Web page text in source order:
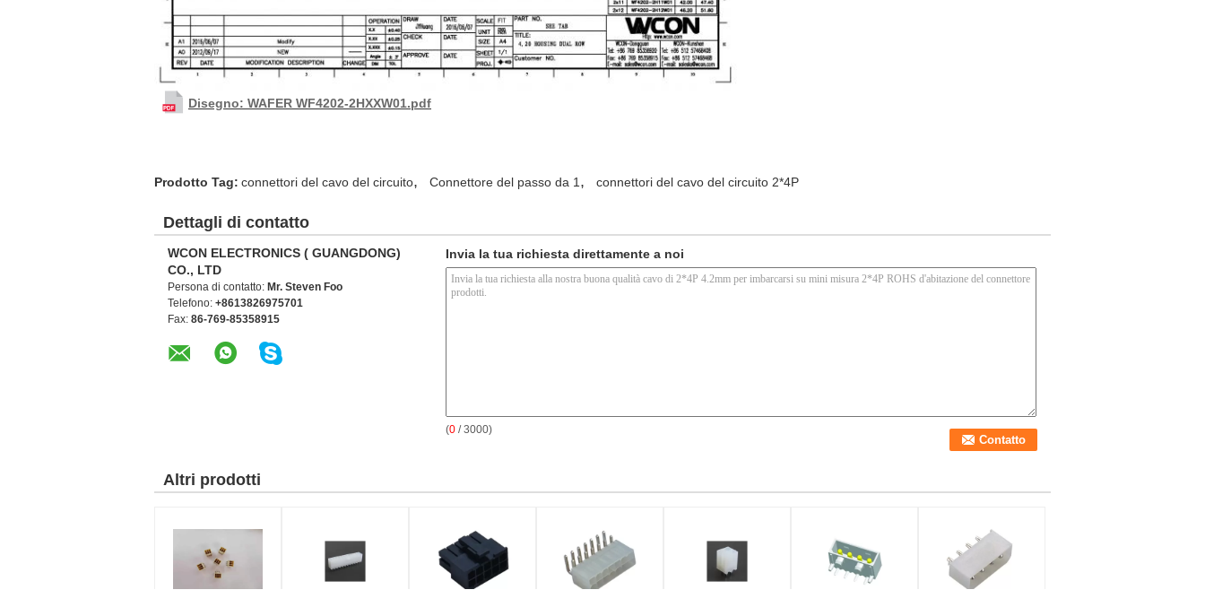
Disegno: WAFER WF4202-2HXXW01.pdf
Prodotto Tag: connettori del cavo del circuito, Connettore del passo da 1 , connettori del cavo del circuito 2*4P
Dettagli di contatto
WCON ELECTRONICS ( GUANGDONG)
CO., LTD
Persona di contatto: Mr. Steven Foo
Telefono: +8613826975701
Fax: 86-769-85358915
Invia la tua richiesta direttamente a noi
(0 / 3000)
Altri prodotti